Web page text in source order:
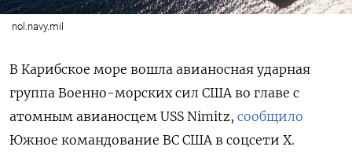
nol.navy.mil
В Карибское море вошла авианосная ударная
группа Военно-морских сил США во главе с
атомным авианосцем USS Nimitz, сообщило
Южное командование ВС США в соцсети Х.